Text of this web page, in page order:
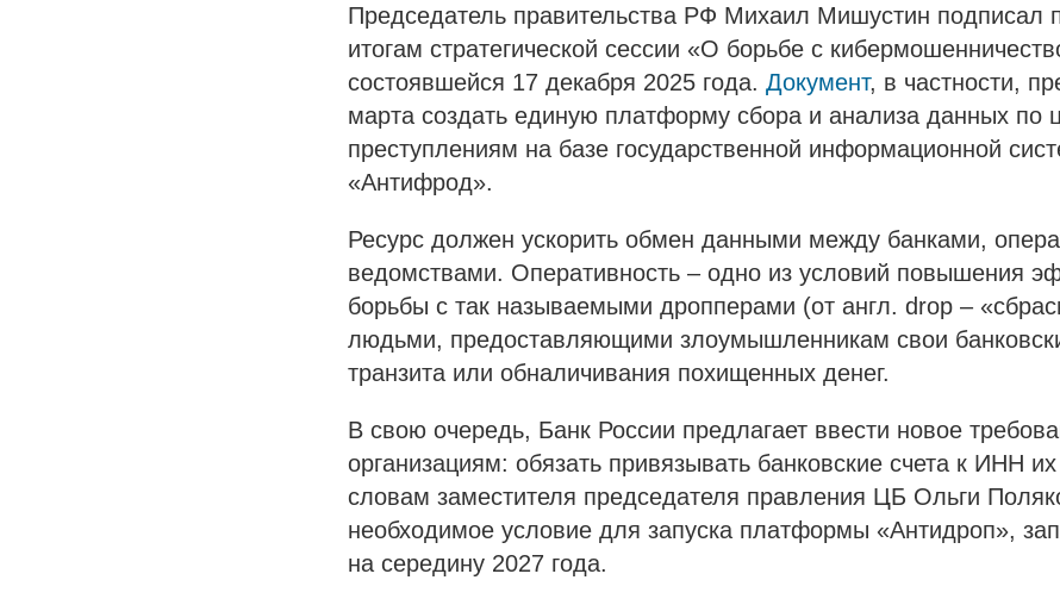
Председатель правительства РФ Михаил Мишустин подписал
итогам стратегической сессии «О борьбе с
состоявшейся 17 декабря 2025 года. Документ, в частности,
марта создать единую платформу сбора и анализа данных по
преступлениям на базе государственной информационной
«Антифрод».
Ресурс должен ускорить обмен данными между банками,
ведомствами. Оперативность – одно из условий повышения
борьбы с так называемыми дропперами (от англ. drop –
людьми, предоставляющими злоумышленникам свои
транзита или обналичивания похищенных денег.
В свою очередь, Банк России предлагает ввести новое
организациям: обязать привязывать банковские счета к ИНН
словам заместителя председателя правления ЦБ Ольги
необходимое условие для запуска платформы «Антидроп»,
на середину 2027 года.